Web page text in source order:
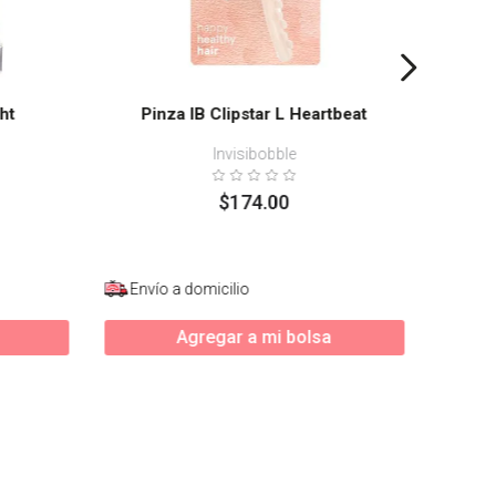
Pinza IB Clipstar L Heartbeat
Invisibobble
$174.00
Envío a domicilio
Agregar a mi bolsa